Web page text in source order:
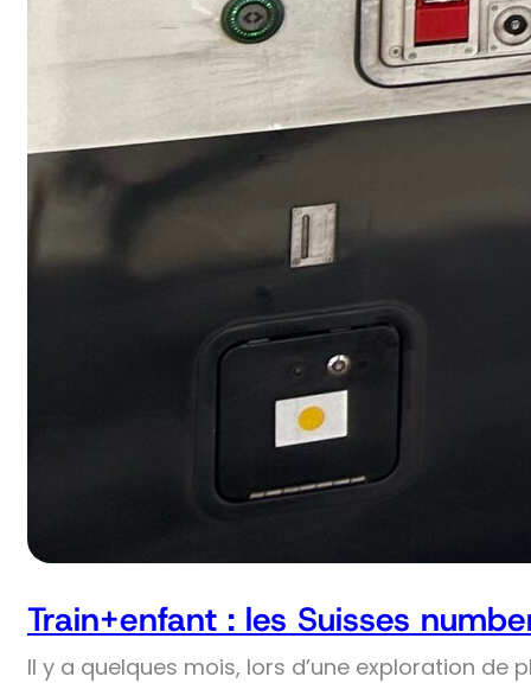
Train+enfant : les Suisses
Il y a quelques mois, lors d’une exploration de